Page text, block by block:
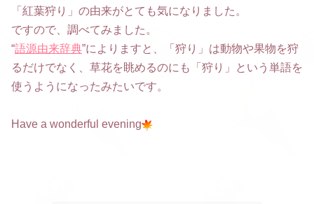
「紅葉狩り」の由来がとても気になりました。
ですので、調べてみました。
“語源由来辞典”によりますと、「狩り」は動物や果物を狩
るだけでなく、草花を眺めるのにも「狩り」という単語を
使うようになったみたいです。
Have a wonderful evening